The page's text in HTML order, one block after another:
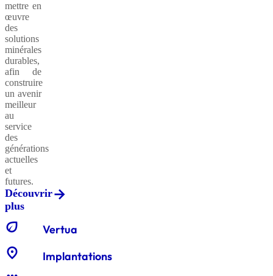
mettre en
œuvre
des
solutions
minérales
durables,
afin de
construire
un avenir
meilleur
au
service
des
générations
actuelles
et
futures.
Découvrir
plus
eco Vertua
location_on Implantations